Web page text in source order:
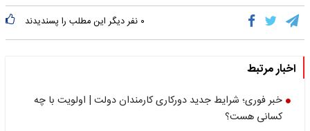
۰ نفر دیگر این مطلب را پسندیدند
اخبار مرتبط
خبر فوری؛ شرایط جدید دورکاری کارمندان دولت | اولویت با چه
کسانی هست؟